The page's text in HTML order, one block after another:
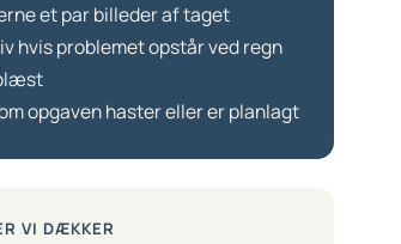
et par billeder af taget
hvis problemet opstår ved regn
opgaven haster eller er planlagt
VI DÆKKER